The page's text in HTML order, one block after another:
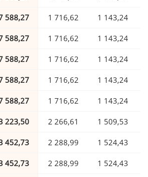
588,27 1 716,62 1 143,24
588,27 1 716,62 1 143,24
588,27 1 716,62 1 143,24
588,27 1 716,62 1 143,24
588,27 1 716,62 1 143,24
223,50 2 266,61 1 509,53
452,73 2 288,99 1 524,43
452,73 2 288,99 1 524,43